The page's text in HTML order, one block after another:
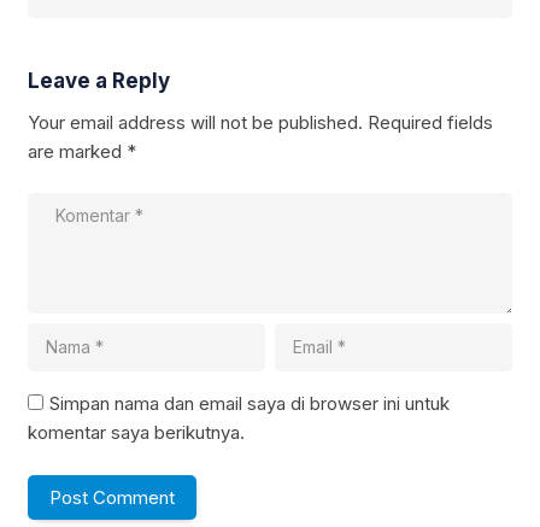
Leave a Reply
Your email address will not be published. Required fields
are marked *
Simpan nama dan email saya di browser ini untuk
komentar saya berikutnya.